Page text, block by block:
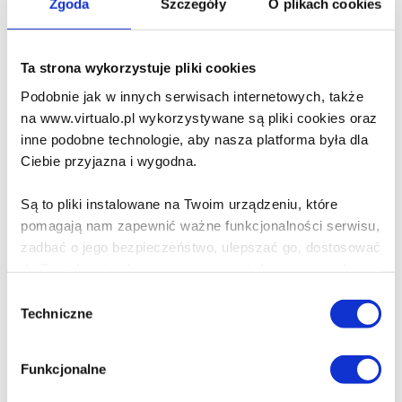
Zgoda Szczegóły O plikach cookies
Ta strona wykorzystuje pliki cookies
Podobnie jak w innych serwisach internetowych, także
na www.virtualo.pl wykorzystywane są pliki cookies oraz
inne podobne technologie, aby nasza platforma była dla
Ciebie przyjazna i wygodna.
Są to pliki instalowane na Twoim urządzeniu, które
pomagają nam zapewnić ważne funkcjonalności serwisu,
zadbać o jego bezpieczeństwo, ulepszać go, dostosować
Poza plikami, które są nam niezbędne do prawidłowego
i bezpiecznego działania serwisu - są także takie, które
wymagają Twojej zgody.
zgody
Techniczne
Funkcjonalne
Rumpole: The Sleeping
Partners & other stories
56.90 zł
Do koszyka Na prezent
Henry IV Part Two
William Shakespeare
Rumpole: On Trial & Going